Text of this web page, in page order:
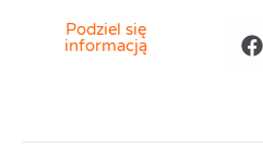
Podziel się
informacją